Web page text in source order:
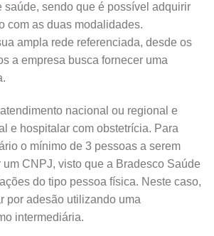
saúde, sendo que é possível adquirir
com as duas modalidades.
ampla rede referenciada, desde os
a empresa busca fornecer uma
nacional ou regional e
e hospitalar com obstetrícia. Para
o mínimo de 3 pessoas a serem
CNPJ, visto que a Bradesco Saúde
do tipo pessoa física. Neste caso,
por adesão utilizando uma
intermediária.